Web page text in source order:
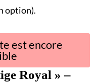
option).
est encore
Royal » –